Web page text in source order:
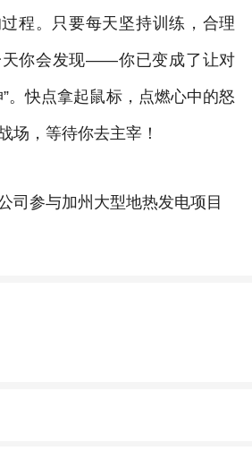
程。只要每天坚持训练，合理
天你会发现——你已变成了让对
。快点拿起鼠标，点燃心中的怒
场，等待你去主宰！
司参与加州大型地热发电项目